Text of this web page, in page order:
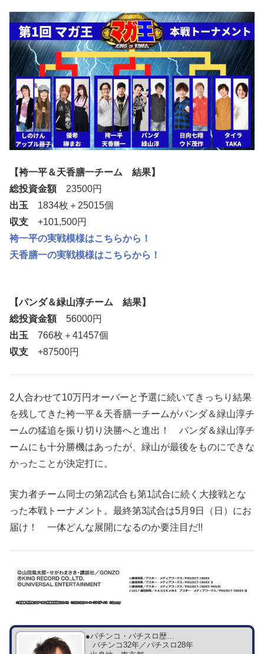
【袴一平＆天香膳一チーム 結果】
総投資金額23500円
出玉 1834枚＋25015個
収支 +101,500円
袴一平の実戦模様はこちらから！
天香膳一の実戦模様はこちらから！
【パンダ＆緑山淳チーム 結果】
総投資金額56000円
出玉 766枚＋41457個
収支 +87500円
2人合わせて10万円オーバーと予選に続いてきっちり結果
を残してきた袴一平＆天香膳一チームがパンダ＆緑山淳チ
ームの猛追を振り切り決勝へと進出！ パンダ＆緑山淳チ
ームにも十分勝機はあったが、緑山が最後をものにできな
かったことが決定打に。
実力者チーム同士の第2試合も第1試合に続く大接戦とな
った本戦トーナメント。最終第3試合は5月9日（日）にお
届け！ 一体どんな展開になるのか要注目だ!!
●パチンコ・パチスロ歴…
パチンコ32年／パチスロ28年